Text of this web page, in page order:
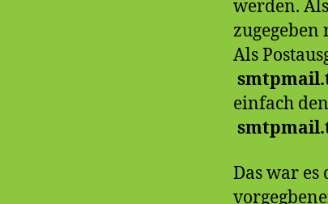
werden.
zugegeben
Als
einfach
Das war